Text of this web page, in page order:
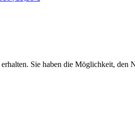
Sie haben die Möglichkeit, den